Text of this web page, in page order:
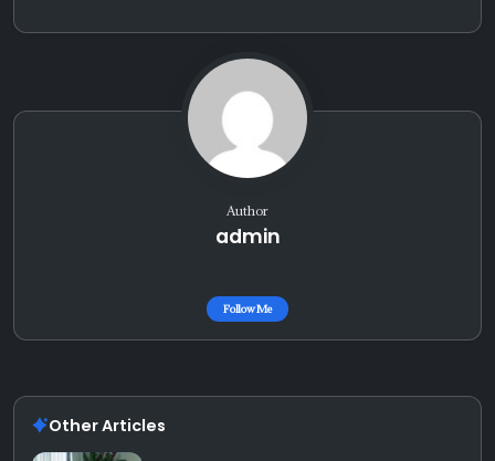
Author
admin
Follow Me
Other Articles